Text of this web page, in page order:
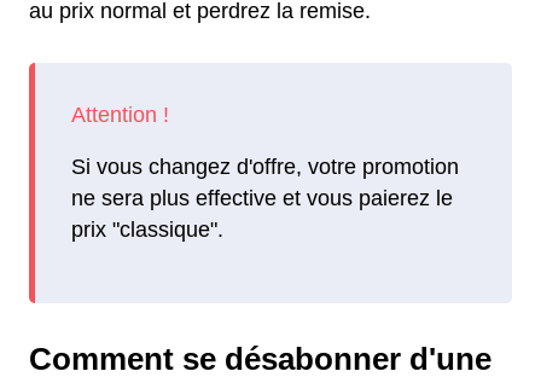
au prix normal et perdrez la remise.
Si vous changez d'offre, votre promotion
ne sera plus effective et vous paierez le
prix "classique".
Comment se désabonner d'une